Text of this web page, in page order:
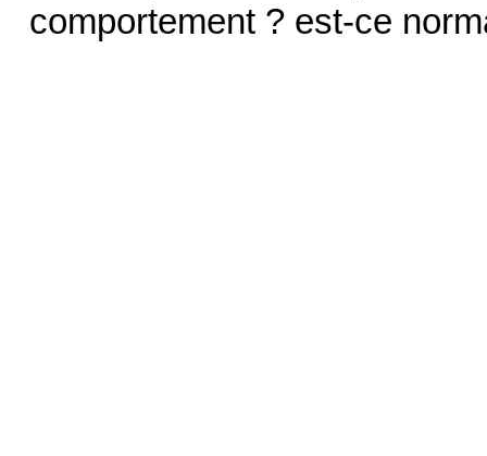
comportement ? est-ce